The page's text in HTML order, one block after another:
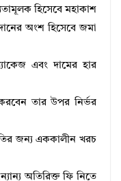
হিসেবে মহাকাশ
অংশ হিসেবে জমা
এবং দামের হার
তার উপর নির্ভর
জন্য এককালীন খরচ
অতিরিক্ত ফি নিতে